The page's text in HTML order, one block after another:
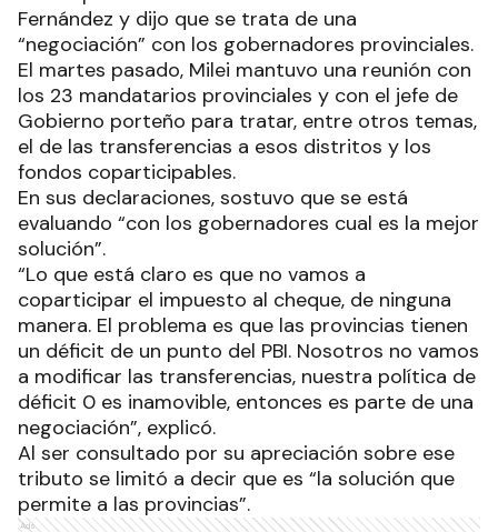
Fernández y dijo que se trata de una
“negociación” con los gobernadores provinciales.
El martes pasado, Milei mantuvo una reunión con
los 23 mandatarios provinciales y con el jefe de
Gobierno porteño para tratar, entre otros temas,
el de las transferencias a esos distritos y los
fondos coparticipables.
En sus declaraciones, sostuvo que se está
evaluando “con los gobernadores cual es la mejor
solución”.
“Lo que está claro es que no vamos a
coparticipar el impuesto al cheque, de ninguna
manera. El problema es que las provincias tienen
un déficit de un punto del PBI. Nosotros no vamos
a modificar las transferencias, nuestra política de
déficit 0 es inamovible, entonces es parte de una
negociación”, explicó.
Al ser consultado por su apreciación sobre ese
tributo se limitó a decir que es “la solución que
permite a las provincias”.
Ads